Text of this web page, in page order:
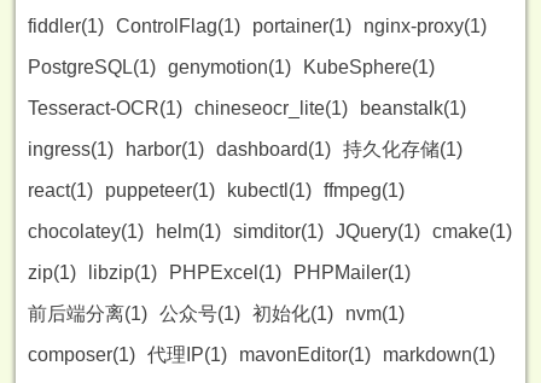
fiddler(1) ControlFlag(1) portainer(1)
nginx-proxy(1)
PostgreSQL(1) genymotion(1)
KubeSphere(1)
Tesseract-OCR(1) chineseocr_lite(1)
beanstalk(1)
ingress(1)
harbor(1) dashboard(1) 持久化存储(1)
react(1)
puppeteer(1) kubectl(1) ffmpeg(1)
chocolatey(1)
helm(1) simditor(1) JQuery(1) cmake(1)
zip(1)
libzip(1) PHPExcel(1)
PHPMailer(1)
前后端分离(1) 公众号(1) 初始化(1)
nvm(1)
composer(1) 代理IP(1) mavonEditor(1) markdown(1)